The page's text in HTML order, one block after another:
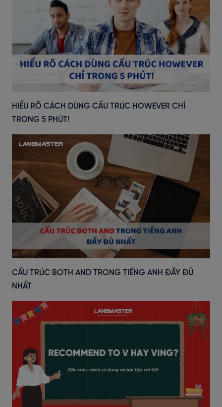
HIỂU RÕ CÁCH DÙNG CẤU TRÚC HOWEVER CHỈ
TRONG 5 PHÚT!
CẤU TRÚC BOTH AND TRONG TIẾNG ANH ĐẦY ĐỦ
NHẤT